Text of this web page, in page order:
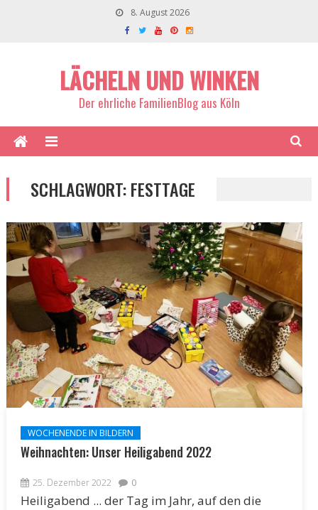
8. August 2026
LÄCHELN UND WINKEN
Der ehrliche FamilienBlog aus Köln
SCHLAGWORT:FESTTAGE
WOCHENENDE IN BILDERN
Weihnachten: Unser Heiligabend 2022
25. Dezember 2022 0
Heiligabend ... der Tag im Jahr, auf den die